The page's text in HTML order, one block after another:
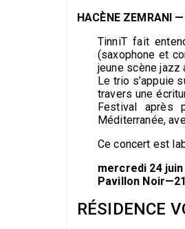
HACÈNE ZEMRANI
TinniT fait
(saxophone et
jeune scène jazz
Le trio s’appuie
travers une
Festival après
Méditerranée,
Ce concert est
mercredi 24 juin
Pavillon
RÉSIDENCE